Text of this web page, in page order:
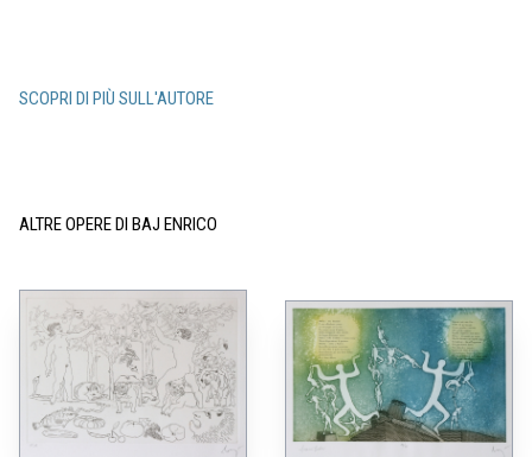
SCOPRI DI PIÙ SULL'AUTORE
ALTRE OPERE DI BAJ ENRICO